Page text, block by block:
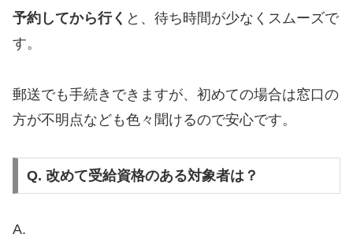
予約してから行く と、待ち時間が少なくスムーズで
す。
郵送でも手続きできますが、初めての場合は窓口の
方が不明点なども色々聞けるので安心です。
Q. 改めて受給資格のある対象者は？
A.